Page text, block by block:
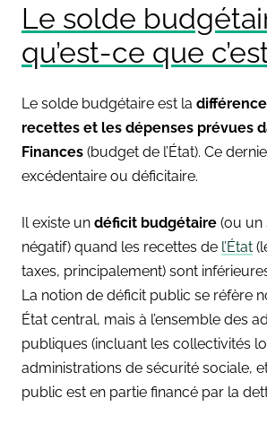
Le solde
qu’est-ce que
Le solde budgétaire est la
recettes et les dépenses prévues
Finances (budget de l’État). Ce
excédentaire ou déficitaire.
Il existe un déficit budgétaire (ou un
négatif) quand les recettes de l’État
taxes, principalement) sont
La notion de déficit public se réfère
État central, mais à l’ensemble des
publiques (incluant les collectivités
administrations de sécurité sociale,
public est en partie financé par la